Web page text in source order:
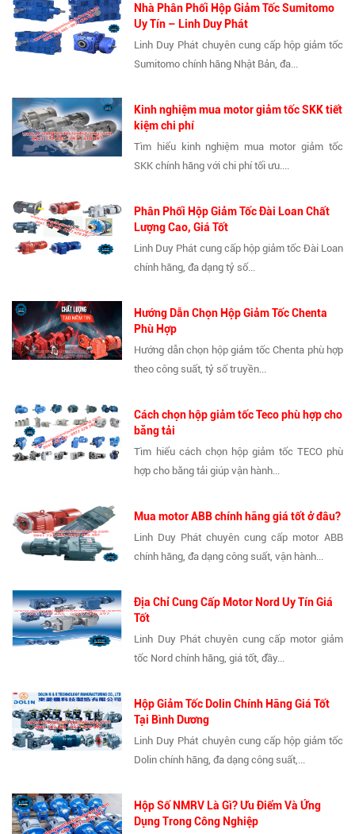
Nhà Phân Phối Hộp Giảm Tốc Sumitomo
Uy Tín – Linh Duy Phát
Linh Duy Phát chuyên cung cấp hộp giảm tốc
Sumitomo chính hãng Nhật Bản, đa...
Kinh nghiệm mua motor giảm tốc SKK tiết
kiệm chi phí
Tìm hiểu kinh nghiệm mua motor giảm tốc
SKK chính hãng với chi phí tối ưu....
Phân Phối Hộp Giảm Tốc Đài Loan Chất
Lượng Cao, Giá Tốt
Linh Duy Phát cung cấp hộp giảm tốc Đài Loan
chính hãng, đa dạng tỷ số...
Hướng Dẫn Chọn Hộp Giảm Tốc Chenta
Phù Hợp
Hướng dẫn chọn hộp giảm tốc Chenta phù hợp
theo công suất, tỷ số truyền...
Cách chọn hộp giảm tốc Teco phù hợp cho
băng tải
Tìm hiểu cách chọn hộp giảm tốc TECO phù
hợp cho băng tải giúp vận hành...
Mua motor ABB chính hãng giá tốt ở đâu?
Linh Duy Phát chuyên cung cấp motor ABB
chính hãng, đa dạng công suất, vận hành...
Địa Chỉ Cung Cấp Motor Nord Uy Tín Giá
Tốt
Linh Duy Phát chuyên cung cấp motor giảm
tốc Nord chính hãng, giá tốt, đầy...
Hộp Giảm Tốc Dolin Chính Hãng Giá Tốt
Tại Bình Dương
Linh Duy Phát chuyên cung cấp hộp giảm tốc
Dolin chính hãng, đa dạng công suất,...
Hộp Số NMRV Là Gì? Ưu Điểm Và Ứng
Dụng Trong Công Nghiệp